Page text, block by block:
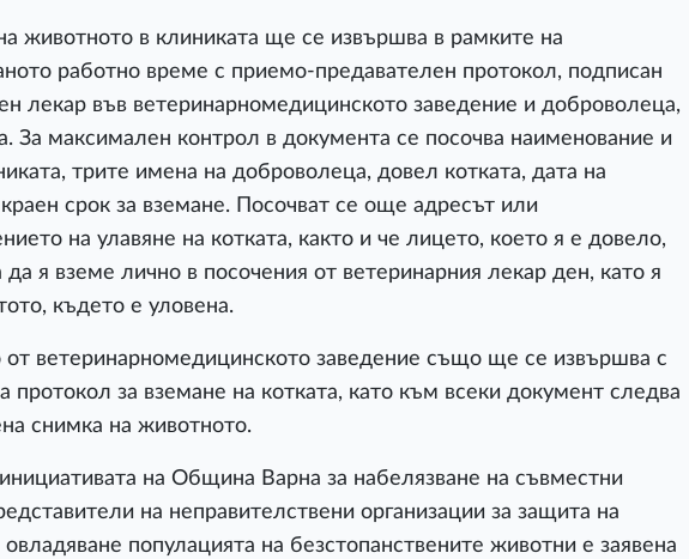
животното в клиниката ще се извършва в рамките на
работно време с приемо-предавателен протокол, подписан
лекар във ветеринарномедицинското заведение и доброволеца,
За максимален контрол в документа се посочва наименование и
трите имена на доброволеца, довел котката, дата на
срок за вземане. Посочват се още адресът или
на улавяне на котката, както и че лицето, което я е довело,
я вземе лично в посочения от ветеринарния лекар ден, като я
където е уловена.
от ветеринарномедицинското заведение също ще се извършва с
протокол за вземане на котката, като към всеки документ следва
снимка на животното.
на Община Варна за набелязване на съвместни
на неправителствени организации за защита на
популацията на безстопанствените животни е заявена